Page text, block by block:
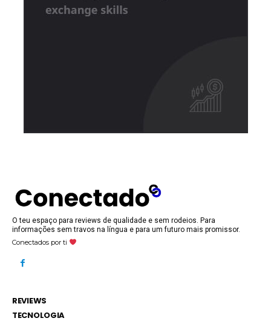
O teu espaço para reviews de qualidade e sem rodeios. Para
informações sem travos na língua e para um futuro mais promissor.
Conectados por ti
REVIEWS
TECNOLOGIA